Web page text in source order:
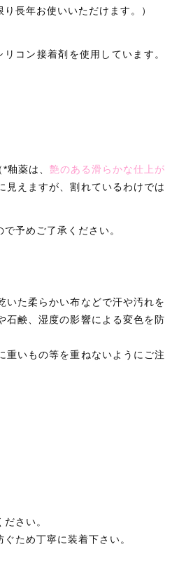
長年お使いいただけます。）
コン接着剤を使用しています。
釉薬は、 艶のある滑らかな仕上が
見えますが、割れているわけでは
予めご了承ください。
いた柔らかい布などで汗や汚れを
石鹸、湿度の影響による変色を防
重いもの等を重ねないようにご注
さい。
ため丁寧に装着下さい。
せ